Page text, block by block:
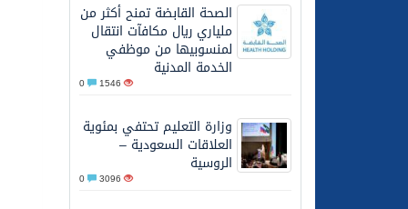
27/05/2026الهيئة العامة للأمن
محافظ عفيف يؤدي صلاة
الصحة القابضة تمنح أكثر من
ملياري ريال مكافآت انتقال
لمنسوبيها من موظفي
الخدمة المدنية
1546
وزارة التعليم تحتفي بمئوية
العلاقات السعودية –
الروسية
3096